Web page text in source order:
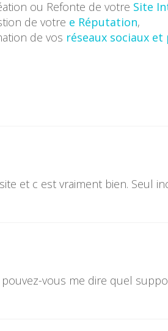
ou Refonte de votre Site
de votre e Réputation,
de vos réseaux sociaux
et c est vraiment bien. Seul
vous me dire quel